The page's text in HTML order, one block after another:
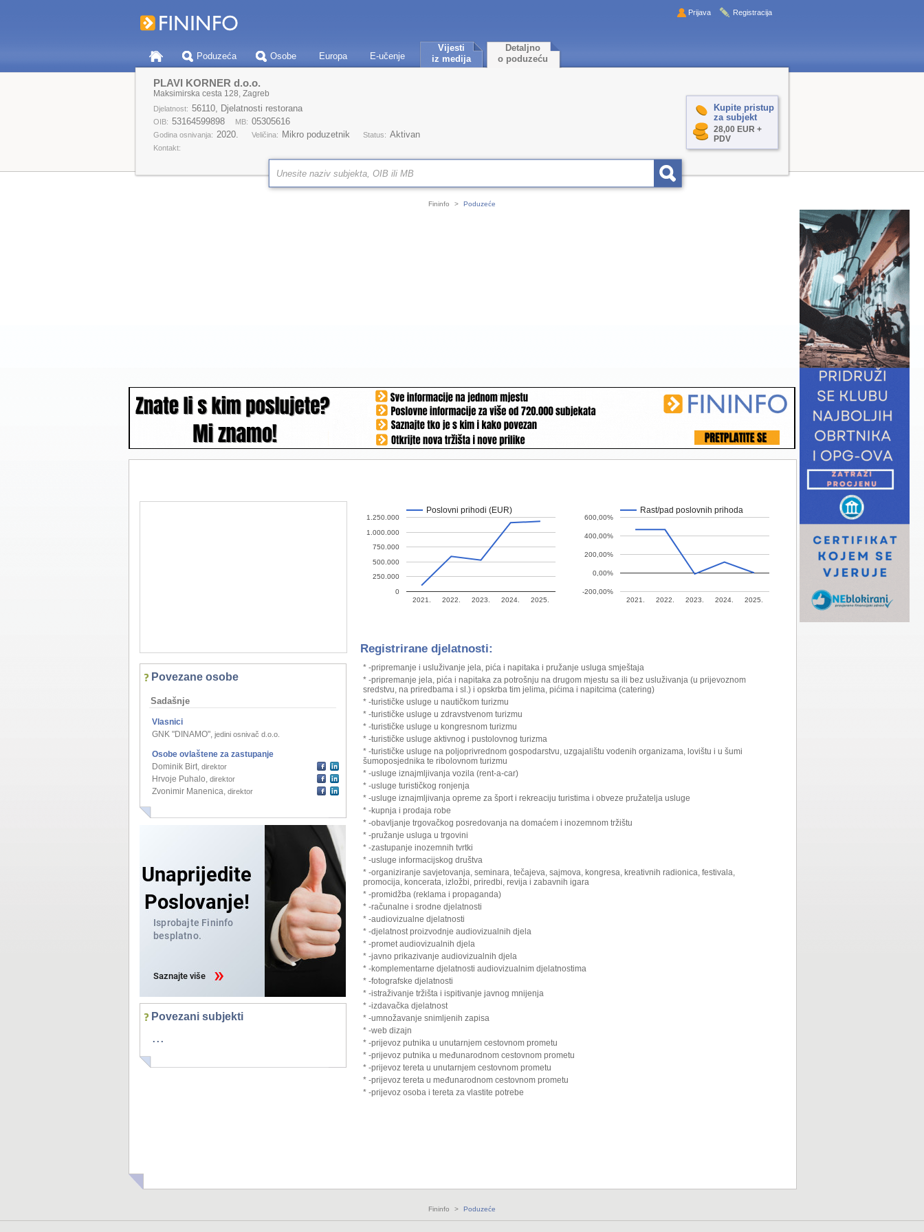
Poduzeća Osobe Europa E-učenje
Vijesti
iz medija
Detaljno
o poduzeću
Prijava Registracija
Kupite pristup
za subjekt
28,00 EUR +
PDV
PLAVI KORNER d.o.o.
Maksimirska cesta 128, Zagreb
Djelatnost: 56110, Djelatnosti restorana
OIB: 53164599898 MB: 05305616
Godina osnivanja: 2020. Veličina: Mikro poduzetnik Status: Aktivan
Kontakt:
Fininfo > Poduzeće
Povezane osobe
Sadašnje
Vlasnici
GNK "DINAMO", jedini osnivač d.o.o.
Osobe ovlaštene za zastupanje
Dominik Birt, direktor
Hrvoje Puhalo, direktor
Zvonimir Manenica, direktor
Povezani subjekti
...
Poslovni prihodi (EUR)
2021. 2022. 2023. 2024. 2025.
0
250.000
500.000
750.000
1.000.000
1.250.000
Rast/pad poslovnih prihoda
2021. 2022. 2023. 2024. 2025.
-200,00%
0,00%
200,00%
400,00%
600,00%
Registrirane djelatnosti:
* -pripremanje i usluživanje jela, pića i napitaka i pružanje usluga smještaja
* -pripremanje jela, pića i napitaka za potrošnju na drugom mjestu sa ili bez usluživanja (u prijevoznom
sredstvu, na priredbama i sl.) i opskrba tim jelima, pićima i napitcima (catering)
* -turističke usluge u nautičkom turizmu
* -turističke usluge u zdravstvenom turizmu
* -turističke usluge u kongresnom turizmu
* -turističke usluge aktivnog i pustolovnog turizma
* -turističke usluge na poljoprivrednom gospodarstvu, uzgajalištu vodenih organizama, lovištu i u šumi
šumoposjednika te ribolovnom turizmu
* -usluge iznajmljivanja vozila (rent-a-car)
* -usluge turističkog ronjenja
* -usluge iznajmljivanja opreme za šport i rekreaciju turistima i obveze pružatelja usluge
* -kupnja i prodaja robe
* -obavljanje trgovačkog posredovanja na domaćem i inozemnom tržištu
* -pružanje usluga u trgovini
* -zastupanje inozemnih tvrtki
* -usluge informacijskog društva
* -organiziranje savjetovanja, seminara, tečajeva, sajmova, kongresa, kreativnih radionica, festivala,
promocija, koncerata, izložbi, priredbi, revija i zabavnih igara
* -promidžba (reklama i propaganda)
* -računalne i srodne djelatnosti
* -audiovizualne djelatnosti
* -djelatnost proizvodnje audiovizualnih djela
* -promet audiovizualnih djela
* -javno prikazivanje audiovizualnih djela
* -komplementarne djelatnosti audiovizualnim djelatnostima
* -fotografske djelatnosti
* -istraživanje tržišta i ispitivanje javnog mnijenja
* -izdavačka djelatnost
* -umnožavanje snimljenih zapisa
* -web dizajn
* -prijevoz putnika u unutarnjem cestovnom prometu
* -prijevoz putnika u međunarodnom cestovnom prometu
* -prijevoz tereta u unutarnjem cestovnom prometu
* -prijevoz tereta u međunarodnom cestovnom prometu
* -prijevoz osoba i tereta za vlastite potrebe
Fininfo > Poduzeće